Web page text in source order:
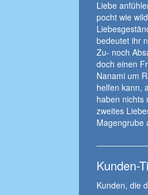
Liebe
pocht wie
bedeutet ihr
Zu- noch
doch einen
Nanami um
helfen kann,
haben nichts
zweites
Magengrube
Kunden-
Kunden, die